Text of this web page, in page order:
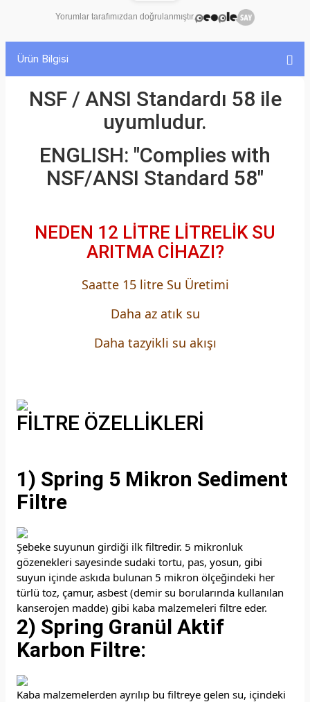
ariticiyida alacağım dükkanda kullanmak için.
Yorumlar tarafımızdan doğrulanmıştır.
Ürün Bilgisi
NSF / ANSI Standardı 58 ile
uyumludur.
ENGLISH: "Complies with
NSF/ANSI Standard 58"
NEDEN 12 LİTRE LİTRELİK SU
ARITMA CİHAZI?
Saatte 15 litre Su Üretimi
Daha az atık su
Daha tazyikli su akışı
FİLTRE ÖZELLİKLERİ
1) Spring 5 Mikron Sediment
Filtre
Şebeke suyunun girdiği ilk filtredir. 5 mikronluk
gözenekleri sayesinde sudaki tortu, pas, yosun, gibi
suyun içinde askıda bulunan 5 mikron ölçeğindeki her
türlü toz, çamur, asbest (demir su borularında kullanılan
kanserojen madde) gibi kaba malzemeleri filtre eder.
2) Spring Granül Aktif
Karbon Filtre:
Kaba malzemelerden ayrılıp bu filtreye gelen su, içindeki